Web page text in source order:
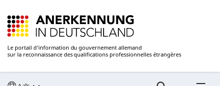
Le portail d’information du gouvernement allemand
sur la reconnaissance des qualifications professionnelles étrangères